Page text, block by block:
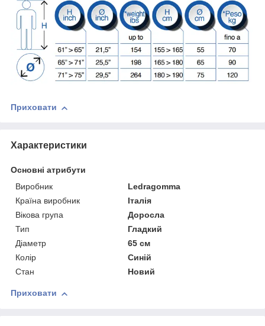
Приховати
Характеристики
Основні атрибути
Виробник
Ledragomma
Країна виробник
Італія
Вікова група
Доросла
Тип
Гладкий
Діаметр
65 см
Колір
Синій
Стан
Новий
Приховати